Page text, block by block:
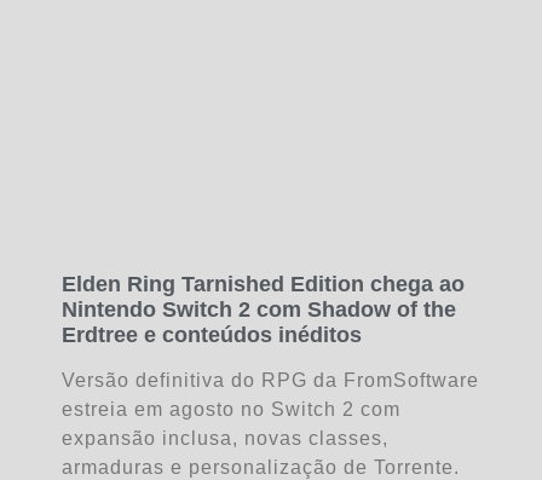
Elden Ring Tarnished Edition chega ao
Nintendo Switch 2 com Shadow of the
Erdtree e conteúdos inéditos
Versão definitiva do RPG da FromSoftware
estreia em agosto no Switch 2 com
expansão inclusa, novas classes,
armaduras e personalização de Torrente.